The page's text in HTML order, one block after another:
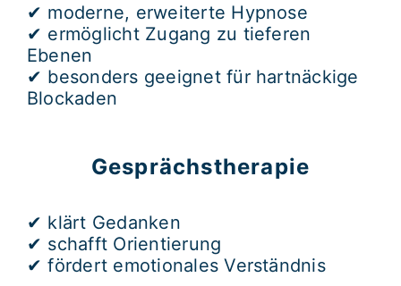
✔ moderne, erweiterte Hypnose
✔ ermöglicht Zugang zu tieferen
Ebenen
✔ besonders geeignet für hartnäckige
Blockaden
Gesprächstherapie
✔ klärt Gedanken
✔ schafft Orientierung
✔ fördert emotionales Verständnis